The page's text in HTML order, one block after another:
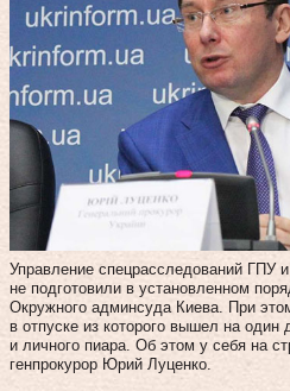
Управление спецрасследований ГПУ
не подготовили в установленном
Окружного админсуда Киева. При
в отпуске из которого вышел на
и личного пиара. Об этом у себя на
генпрокурор Юрий Луценко.